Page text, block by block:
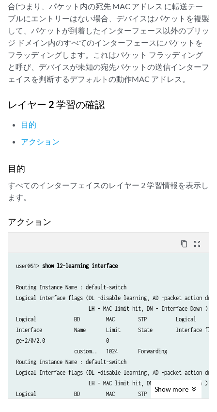
    Name             Type          NhType          Index
    __all_ces__      Group          comp            562
        Composition: split-horizon
        Flooding to:
        Name             Type          NhType          Index
        ge-2/0/0.0       CE             ucst            524
        ge-2/0/1.0       CE             ucst            513
        ge-2/0/2.0       CE             ucst            523
  Flood route prefix: 0x30005/51
  Flood route owner: __re_flood__
  Flood group index: 65534
  Nexthop index: 565
    Name             Type          NhType          Index
    __all_ces__      Group          comp            562
        Flooding to:
        ge-2/0/0.0       CE             ucst            524
        ge-2/0/2.0       CE             ucst            523
合(つまり、パケット内の宛先 MAC アドレス に転送テー
ブルにエントリーはない場合、デバイスはパケットを複製
して、パケットが到着したインターフェース以外のブリッ
ジ ドメイン内のすべてのインターフェースにパケットを
フラッディングします。これはパケット フラッディング
と呼び、デバイスが未知の宛先パケットの送信インターフ
ェイスを判断するデフォルトの動作MAC アドレス。
レイヤー 2 学習の確認
目的
アクション
目的
すべてのインターフェイスのレイヤー 2 学習情報を表示し
ます。
アクション
content_copy zoom_out_map
user@S1> show l2-learning interface
Routing Instance Name : default-switch
Logical Interface flags (DL -disable learning, AD -packet action
                         LH - MAC limit hit, DN - Interface Down )
Logical             BD         MAC        STP
Interface           Name       Limit      State        Interface
ge-2/0/2.0                     0
                    custom..   1024       Forwarding
Routing Instance Name : default-switch
Logical Interface flags (DL -disable learning, AD -packet action
                         LH - MAC limit hit, DN - Interface Down )
Logical             BD         MAC        STP
Show more